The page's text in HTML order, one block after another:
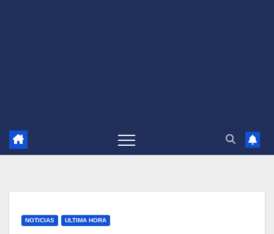
NOTICIAS ULTIMA HORA